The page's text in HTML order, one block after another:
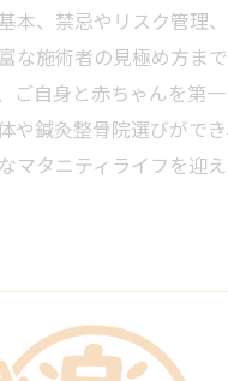
本、禁忌やリスク管理
な施術者の見極め方ま
ご自身と赤ちゃんを第
や鍼灸整骨院選びがで
マタニティライフを迎